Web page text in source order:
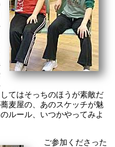
てはそっちのほうが素敵だ
麦屋の、あのスケッチが魅
ルール、いつかやってみよ
ご参加くださった